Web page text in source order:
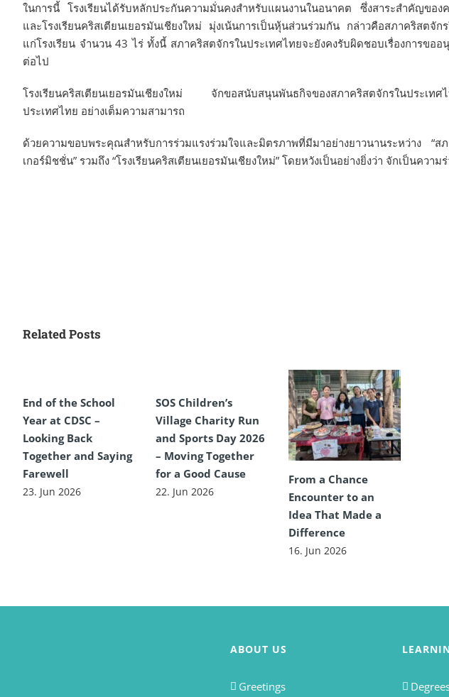
ในการนี้ โรงเรียนได้รับหลักประกันความมั่นคงสำหรับแผนงานในอนาคต ซึ่งสาระสำคัญของ
และโรงเรียนคริสเตียนเยอรมันเชียงใหม่ มุ่งเน้นการเป็นหุ้นส่วนร่วมกัน กล่าวคือสภาคริสตจั
แก่โรงเรียน จำนวน 43 ไร่ ทั้งนี้ สภาคริสตจักรในประเทศไทยจะยังคงรับผิดชอบเรื่องการขอ
ต่อไป
โรงเรียนคริสเตียนเยอรมันเชียงใหม่ จักขอสนับสนุนพันธกิจของสภาคริสตจักรในประเ
ประเทศไทย อย่างเต็มความสามารถ
ด้วยความขอบพระคุณสำหรับการร่วมแรงร่วมใจและมิตรภาพที่มีมาอย่างยาวนานระหว่าง “
เกอร์มิชชั่น” รวมถึง “โรงเรียนคริสเตียนเยอรมันเชียงใหม่” โดยหวังเป็นอย่างยิ่งว่า จักเป็นควา
Related Posts
End of the School
Year at CDSC –
Looking Back
Together and Saying
Farewell
23. Jun 2026
SOS Children’s
Village Charity Run
and Sports Day 2026
– Moving Together
for a Good Cause
22. Jun 2026
From a Chance
Encounter to an
Idea That Made a
Difference
16. Jun 2026
ABOUT US
Greetings